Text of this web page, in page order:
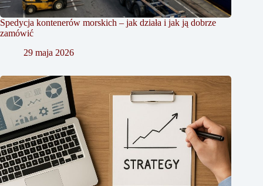
Spedycja kontenerów morskich – jak działa i jak ją dobrze
zamówić
29 maja 2026